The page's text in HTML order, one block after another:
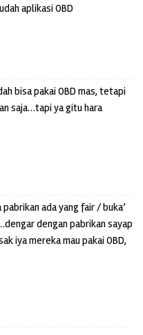
aplikasi OBD
bisa pakai OBD mas, tetapi
saja…tapi ya gitu hara
ada yang fair / buka’
dengan pabrikan sayap
iya mereka mau pakai OBD,